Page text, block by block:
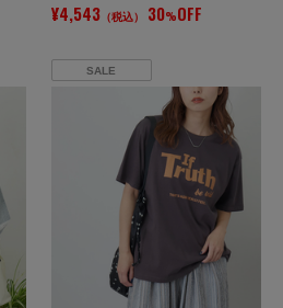
¥4,543（税込） 30%OFF
SALE